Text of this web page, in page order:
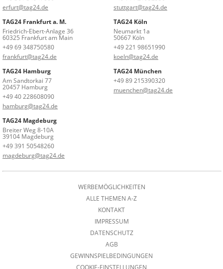
erfurt@tag24.de
stuttgart@tag24.de
TAG24 Frankfurt a. M.
Friedrich-Ebert-Anlage 36
60325 Frankfurt am Main
+49 69 348750580
frankfurt@tag24.de
TAG24 Köln
Neumarkt 1a
50667 Köln
+49 221 98651990
koeln@tag24.de
TAG24 Hamburg
Am Sandtorkai 77
20457 Hamburg
+49 40 228608090
hamburg@tag24.de
TAG24 München
+49 89 215390320
muenchen@tag24.de
TAG24 Magdeburg
Breiter Weg 8-10A
39104 Magdeburg
+49 391 50548260
magdeburg@tag24.de
WERBEMÖGLICHKEITEN
ALLE THEMEN A-Z
KONTAKT
IMPRESSUM
DATENSCHUTZ
AGB
GEWINNSPIELBEDINGUNGEN
COOKIE-EINSTELLUNGEN